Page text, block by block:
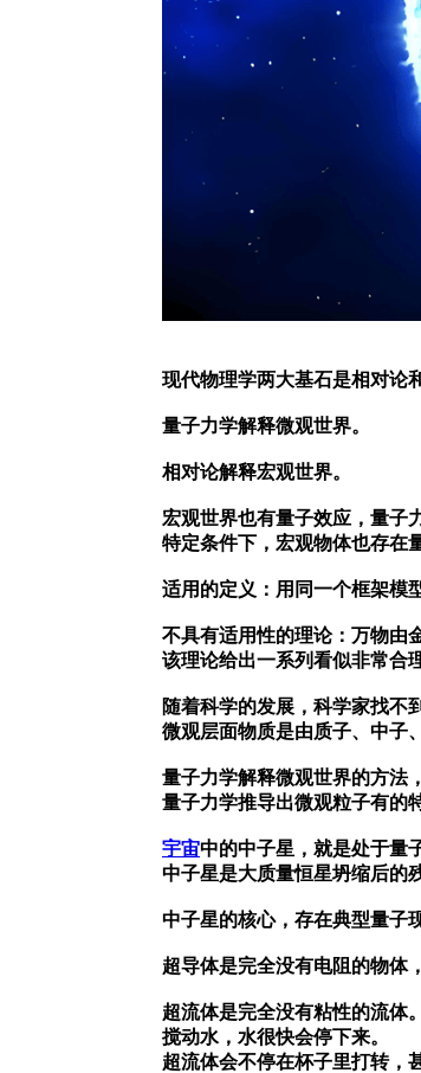
现代物理学两大基石是相对论
量子力学解释微观世界。
相对论解释宏观世界。
宏观世界也有量子效应，量子
特定条件下，宏观物体也存在
适用的定义：用同一个框架模
不具有适用性的理论：万物由
该理论给出一系列看似非常合
随着科学的发展，科学家找不
微观层面物质是由质子、中子
量子力学解释微观世界的方法
量子力学推导出微观粒子有的
宇宙中的中子星，就是处于量
中子星是大质量恒星坍缩后的
中子星的核心，存在典型量子
超导体是完全没有电阻的物体
超流体是完全没有粘性的流体。
搅动水，水很快会停下来。
超流体会不停在杯子里打转，